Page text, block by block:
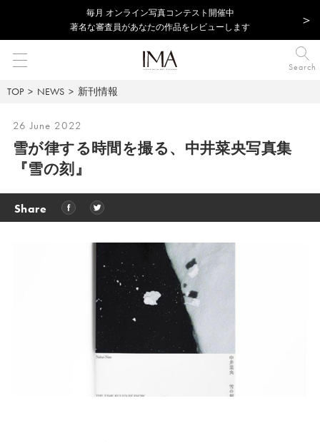
毎⽉ オンライン写真コンテスト開催中
著名な審査員があなたの作品をレビューします
Search
TOP NEWS 新刊情報
26 June 2022
雪が律する時間を撮る、中井菜央写真集
『雪の刻』
Share